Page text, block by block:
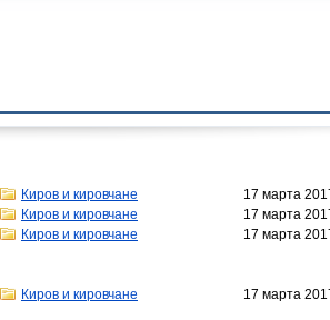
Киров и кировчане
17 марта
Киров и кировчане
17 марта
Киров и кировчане 17 марта
Киров и кировчане 17 марта